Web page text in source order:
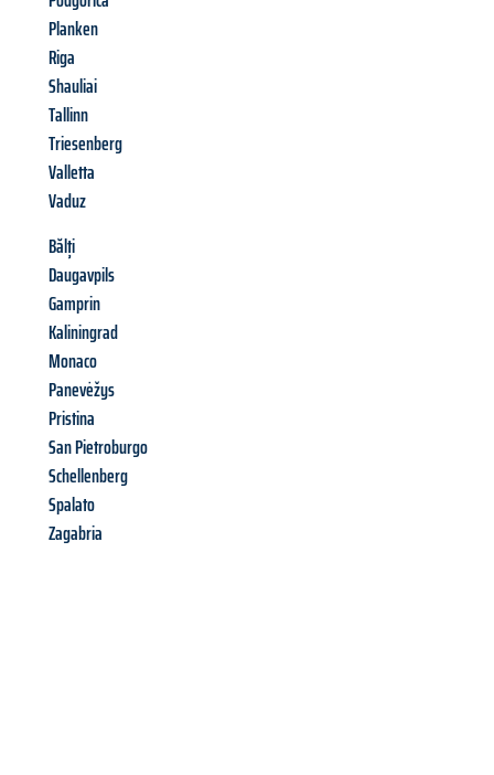
Planken
Riga
Shauliai
Tallinn
Triesenberg
Valletta
Vaduz
Bălți
Daugavpils
Gamprin
Kaliningrad
Monaco
Panevėžys
Pristina
San Pietroburgo
Schellenberg
Spalato
Zagabria